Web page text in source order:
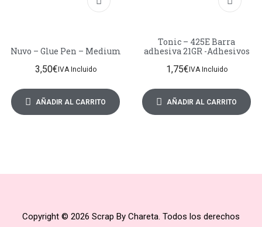
Nuvo – Glue Pen – Medium
3,50€IVA Incluido
AÑADIR AL CARRITO
Tonic – 425E Barra
adhesiva 21GR -Adhesivos
1,75€IVA Incluido
AÑADIR AL CARRITO
Copyright © 2026 Scrap By Chareta. Todos los derechos